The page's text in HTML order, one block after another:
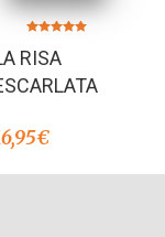
5.00
de 5
RISA
€